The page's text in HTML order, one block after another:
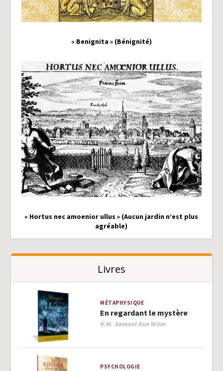
« Benignita » (Bénignité)
« Hortus nec amoenior ullus » (Aucun jardin n’est plus
agréable)
Livres
MÉTAPHYSIQUE
En regardant le mystère
Author
V.M. Samael Aun Weor
PSYCHOLOGIE